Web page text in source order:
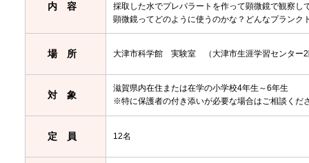
内容
採取した水でプレパラートを作って顕微鏡で観察し
顕微鏡ってどのように使うのかな？どんなプランク
場所 大津市科学館 実験室 （大津市生涯学習センター2
対象
滋賀県内在住または在学の小学校4年生～6年生
※特に保護者の付き添いが必要な場合はご相談くだ
定員 12名